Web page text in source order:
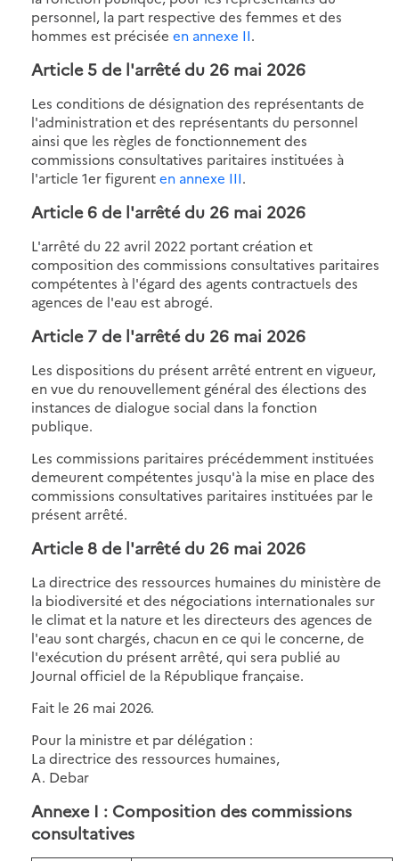
personnel, la part respective des femmes et des
hommes est précisée en annexe II.
Article 5 de l'arrêté du 26 mai 2026
Les conditions de désignation des représentants de
l'administration et des représentants du personnel
ainsi que les règles de fonctionnement des
commissions consultatives paritaires instituées à
l'article 1er figurenten annexe III.
Article 6 de l'arrêté du 26 mai 2026
L'arrêté du 22 avril 2022 portant création et
composition des commissions consultatives paritaires
compétentes à l'égard des agents contractuels des
agences de l'eau est abrogé.
Article 7 de l'arrêté du 26 mai 2026
Les dispositions du présent arrêté entrent en vigueur,
en vue du renouvellement général des élections des
instances de dialogue social dans la fonction
publique.
Les commissions paritaires précédemment instituées
demeurent compétentes jusqu'à la mise en place des
commissions consultatives paritaires instituées par le
présent arrêté.
Article 8 de l'arrêté du 26 mai 2026
La directrice des ressources humaines du ministère de
la biodiversité et des négociations internationales sur
le climat et la nature et les directeurs des agences de
l'eau sont chargés, chacun en ce qui le concerne, de
l'exécution du présent arrêté, qui sera publié au
Journal officiel de la République française.
Fait le 26 mai 2026.
Pour la ministre et par délégation :
La directrice des ressources humaines,
A. Debar
Annexe I : Composition des commissions
consultatives